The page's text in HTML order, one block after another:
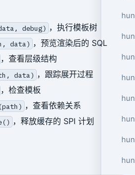
debug) ，执行模板树
data) ，预览渲染后的 SQL
，查看层级结构
data) ，跟踪展开过程
，检查模板
，查看依赖关系
，释放缓存的 SPI 计划